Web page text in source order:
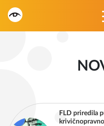
FLD priredila